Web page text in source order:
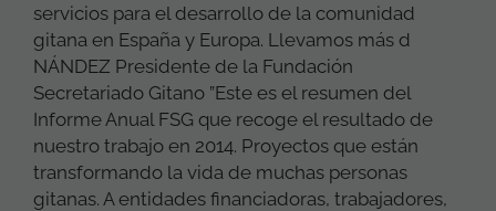
servicios para el desarrollo de la comunidad
gitana en España y Europa. Llevamos más d
NÁNDEZ Presidente de la Fundación
Secretariado Gitano ”Este es el resumen del
Informe Anual FSG que recoge el resultado de
nuestro trabajo en 2014. Proyectos que están
transformando la vida de muchas personas
gitanas. A entidades financiadoras, trabajadores,